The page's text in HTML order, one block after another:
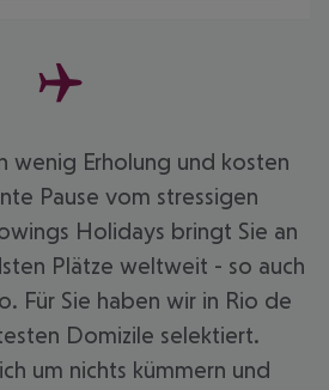
wenig Erholung und kosten
Pause vom stressigen
Holidays bringt Sie an
Plätze weltweit - so auch
Für Sie haben wir in Rio de
Domizile selektiert.
um nichts kümmern und